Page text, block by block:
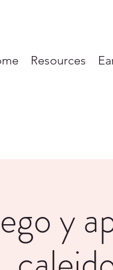
Resources
y